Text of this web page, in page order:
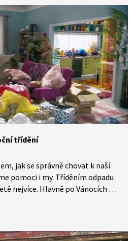
třídění
jak se správně chovat k naší
pomoci i my. Tříděním odpadu
nejvíce. Hlavně po Vánocích se
odpad, který zbývá